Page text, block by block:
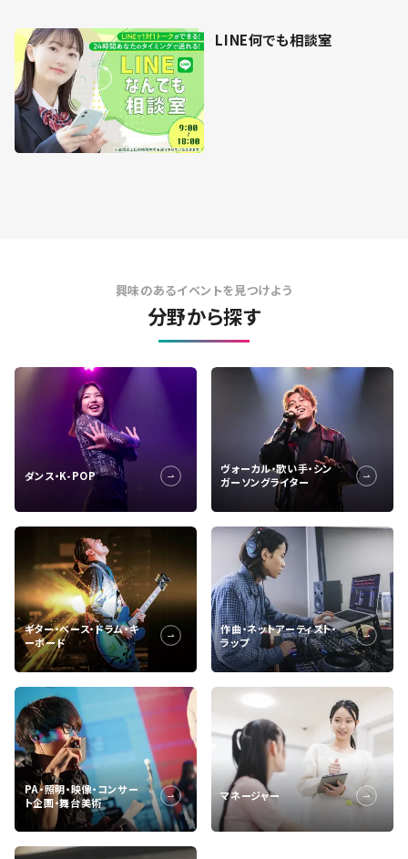
LINE何でも相談室
興味のあるイベントを見つけよう
分野から探す
ダンス・K-POP
ヴォーカル・歌い手・シン
ガーソングライター
ギター・ベース・ドラム・キ
ーボード
作曲・ネットアーティスト・
ラップ
PA・照明・映像・コンサー
ト企画・舞台美術
マネージャー